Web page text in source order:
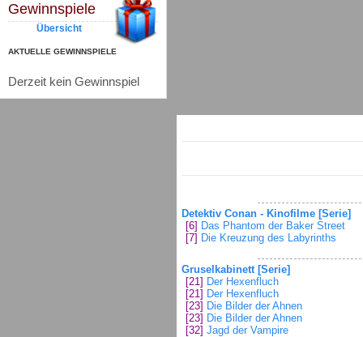
Gewinnspiele
Übersicht
AKTUELLE GEWINNSPIELE
Derzeit kein Gewinnspiel
Detektiv Conan - Kinofilme [Serie]
[6] Das Phantom der Baker Street
[7] Die Kreuzung des Labyrinths
Gruselkabinett [Serie]
[21] Der Hexenfluch
[21] Der Hexenfluch
[23] Die Bilder der Ahnen
[23] Die Bilder der Ahnen
[32] Jagd der Vampire